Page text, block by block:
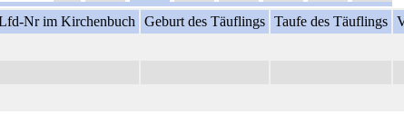
Nr im Kirchenbuch Geburt des Täuflings Taufe des Täuflings